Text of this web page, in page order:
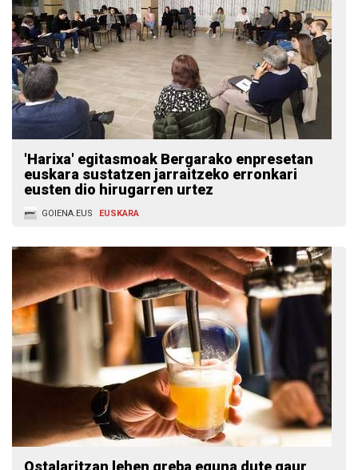
'Harixa' egitasmoak Bergarako enpresetan
euskara sustatzen jarraitzeko erronkari
eusten dio hirugarren urtez
GOIENA.EUS EUSKARA
Ostalaritzan lehen greba eguna dute gaur